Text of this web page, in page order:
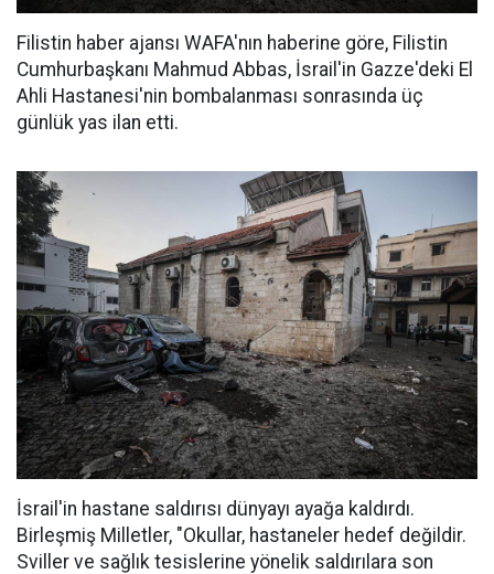
Filistin haber ajansı WAFA'nın haberine göre, Filistin
Cumhurbaşkanı Mahmud Abbas, İsrail'in Gazze'deki El
Ahli Hastanesi'nin bombalanması sonrasında üç
günlük yas ilan etti.
İsrail'in hastane saldırısı dünyayı ayağa kaldırdı.
Birleşmiş Milletler, "Okullar, hastaneler hedef değildir.
Sviller ve sağlık tesislerine yönelik saldırılara son